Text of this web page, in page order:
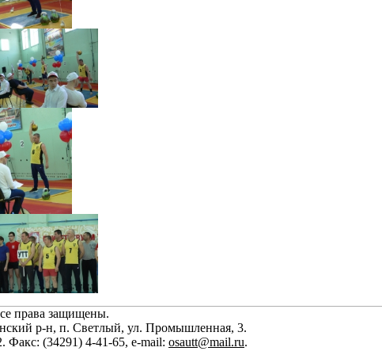
права защищены.
р-н, п. Светлый, ул. Промышленная, 3.
Факс: (34291) 4-41-65, e-mail: osautt@mail.ru.